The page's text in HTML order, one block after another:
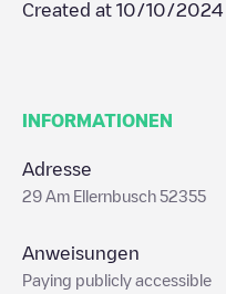
Created at 10/10/2024
INFORMATIONEN
Adresse
29 Am Ellernbusch 52355
Anweisungen
Paying publicly accessible